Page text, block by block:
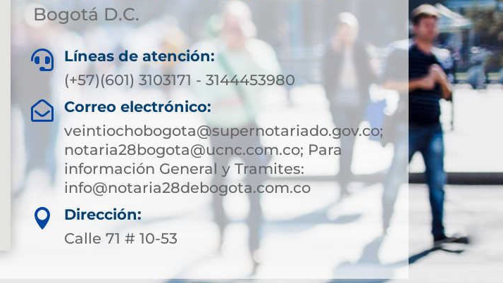
Bogotá D.C.

Líneas de atención:
(+57)(601) 3103171 - 3144453980

Correo electrónico:
veintiochobogota@supernotariado.gov.co;
notaria28bogota@ucnc.com.co; Para
información General y Tramites:
info@notaria28debogota.com.co

Dirección:
Calle 71 # 10-53